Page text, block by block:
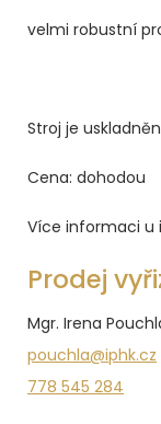
velmi robustní
Stroj je
Cena: dohodou
Více informaci u
Prodej
Mgr. Irena
pouchla@iphk.cz
778 545 284